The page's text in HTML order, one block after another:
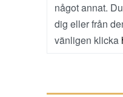
något annat.
dig eller från
vänligen klicka